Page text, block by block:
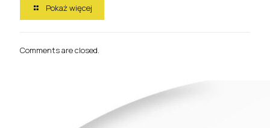
Pokaż więcej
Comments are closed.